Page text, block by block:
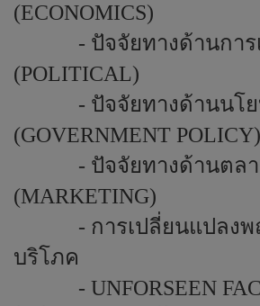
(ECONOMICS)
- ปัจจัยทางด้านการ
(POLITICAL)
- ปัจจัยทางด้านนโ
(GOVERNMENT POLICY)
- ปัจจัยทางด้านตล
(MARKETING)
- การเปลี่ยนแปลง
บริโภค
- UNFORSEEN